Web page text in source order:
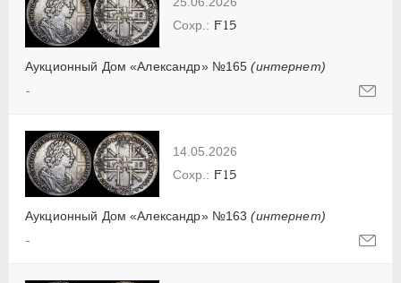
Аукционный Дом «Александр» №165(интернет)
F15
-
14.05.2026
Аукционный Дом «Александр» №163(интернет)
F15
-